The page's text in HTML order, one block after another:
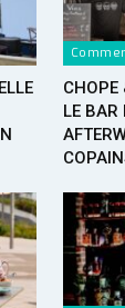
CHOPE
LE BAR